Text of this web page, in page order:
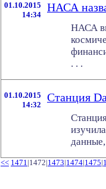
01.10.2015
14:34
НАСА
НАСА
. . .
01.10.2015
14:32
Станция
<< 1471|1472|1473|1474|1475|